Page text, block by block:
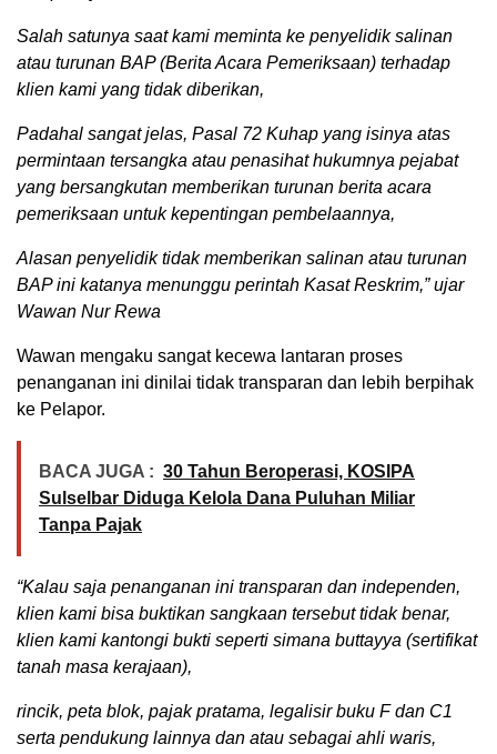
Salah satunya saat kami meminta ke penyelidik salinan
atau turunan BAP (Berita Acara Pemeriksaan) terhadap
klien kami yang tidak diberikan,
Padahal sangat jelas, Pasal 72 Kuhap yang isinya atas
permintaan tersangka atau penasihat hukumnya pejabat
yang bersangkutan memberikan turunan berita acara
pemeriksaan untuk kepentingan pembelaannya,
Alasan penyelidik tidak memberikan salinan atau turunan
BAP ini katanya menunggu perintah Kasat Reskrim,” ujar
Wawan Nur Rewa
Wawan mengaku sangat kecewa lantaran proses
penanganan ini dinilai tidak transparan dan lebih berpihak
ke Pelapor.
BACA JUGA : 30 Tahun Beroperasi, KOSIPA
Sulselbar Diduga Kelola Dana Puluhan Miliar
Tanpa Pajak
“Kalau saja penanganan ini transparan dan independen,
klien kami bisa buktikan sangkaan tersebut tidak benar,
klien kami kantongi bukti seperti simana buttayya (sertifikat
tanah masa kerajaan),
rincik, peta blok, pajak pratama, legalisir buku F dan C1
serta pendukung lainnya dan atau sebagai ahli waris,